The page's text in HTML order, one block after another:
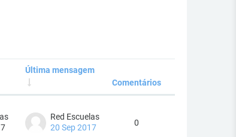
Última mensagem
Comentários
Ações
Red Escuelas
20 Sep 2017
0